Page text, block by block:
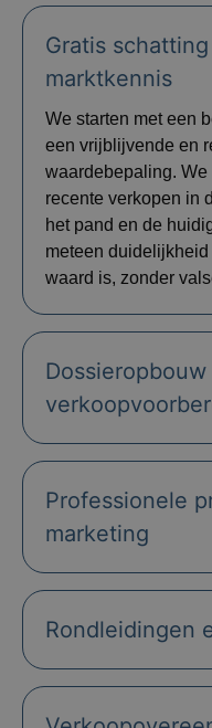
Gratis
marktkennis
We starten met een
een vrijblijvende en
waardebepaling.
recente verkopen in
het pand en de
meteen
waard is, zonder
Dossieropbouw
Professionele
marketing
Rondleidingen